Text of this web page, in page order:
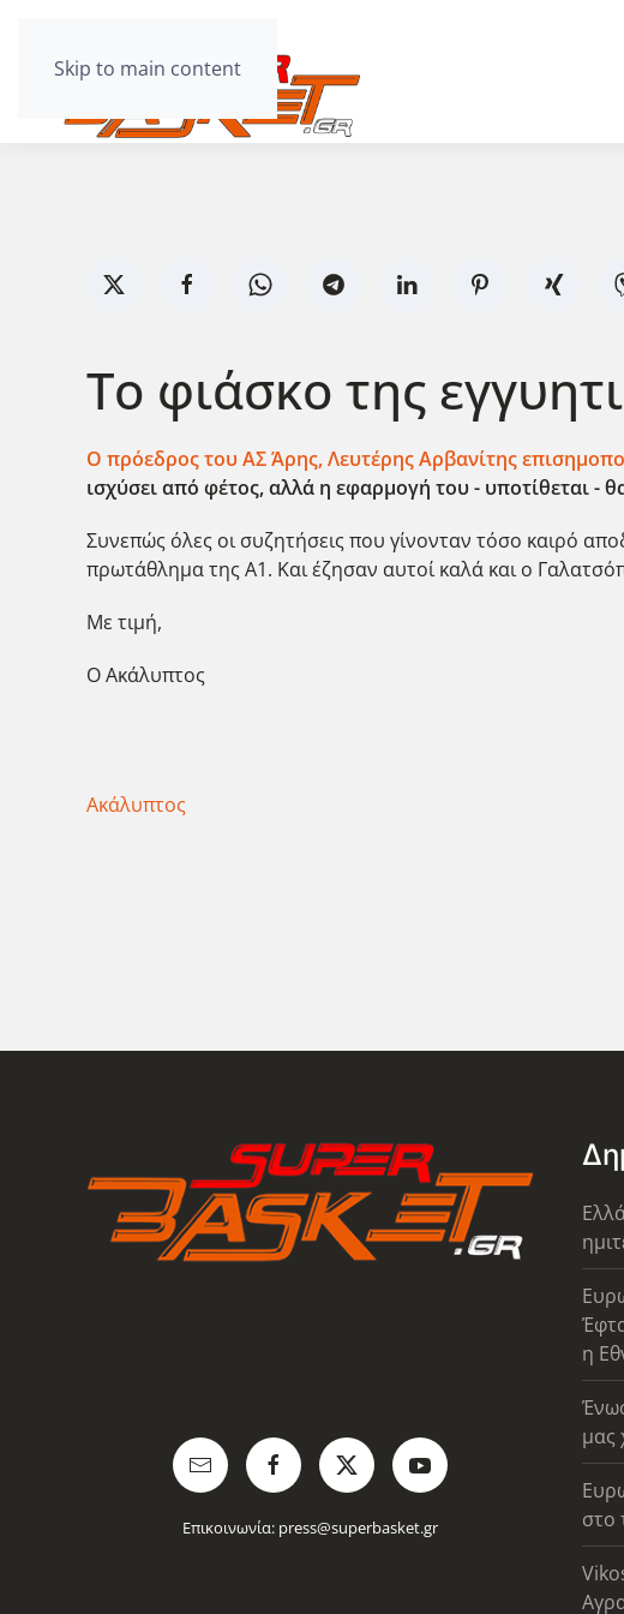
Skip to main content
Το φιάσκο της
O πρόεδρος του ΑΣ Άρης, Λευτέρης Αρβανίτης
ισχύσει από φέτος, αλλά η εφαρμογή του - υποτίθεται -
Συνεπώς όλες οι συζητήσεις που γίνονταν τόσο καιρό
πρωτάθλημα της Α1. Και έζησαν αυτοί καλά και ο
Με τιμή,
Ο Ακάλυπτος
Ακάλυπτος
Επικοινωνία: press@superbasket.gr
η
μας
στο